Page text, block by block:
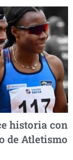
historia con
de Atletismo